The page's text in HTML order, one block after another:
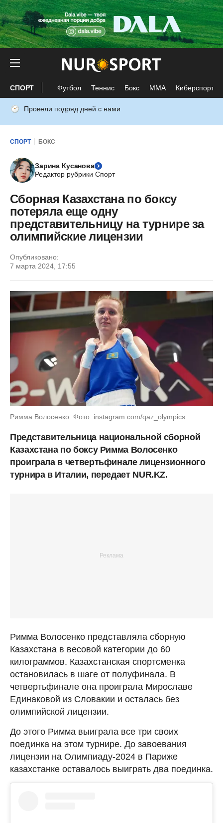
СПОРТ Футбол Теннис Бокс ММА Киберспорт
Провели подряд дней с нами
СПОРТ БОКС
Зарина Кусанова
Редактор рубрики Спорт
Сборная Казахстана по боксу
потеряла еще одну
представительницу на турнире за
олимпийские лицензии
Опубликовано:
7 марта 2024, 17:55
Римма Волосенко. Фото: instagram.com/qaz_olympics
Представительница национальной сборной
Казахстана по боксу Римма Волосенко
проиграла в четвертьфинале лицензионного
турнира в Италии, передает NUR.KZ.
Римма Волосенко представляла сборную
Казахстана в весовой категории до 60
килограммов. Казахстанская спортсменка
остановилась в шаге от полуфинала. В
четвертьфинале она проиграла Мирославе
Единаковой из Словакии и осталась без
олимпийской лицензии.
До этого Римма выиграла все три своих
поединка на этом турнире. До завоевания
лицензии на Олимпиаду-2024 в Париже
казахстанке оставалось выиграть два поединка.